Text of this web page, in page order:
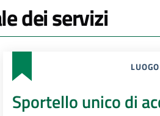
dei servizi
Sportello unico di